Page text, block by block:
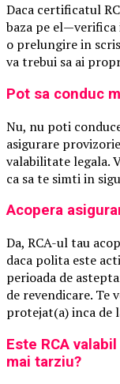
Daca certificatul
baza pe el—verifica
o prelungire in
va trebui sa ai
Pot sa conduc
Nu, nu poti
asigurare
valabilitate legala.
ca sa te simti in
Acopera
Da, RCA-ul tau
daca polita este
perioada de
de revendicare. Te
protejat(a) inca de
Este RCA
mai tarziu?